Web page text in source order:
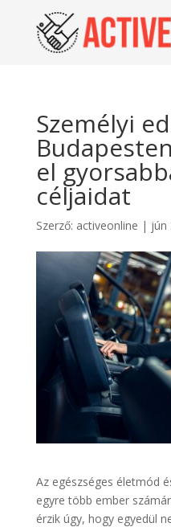
Személyi
el
céljaidat
Szerző: activeonline | jún
Az egészséges életmód
egyre több ember
érzik úgy, hogy egyedül